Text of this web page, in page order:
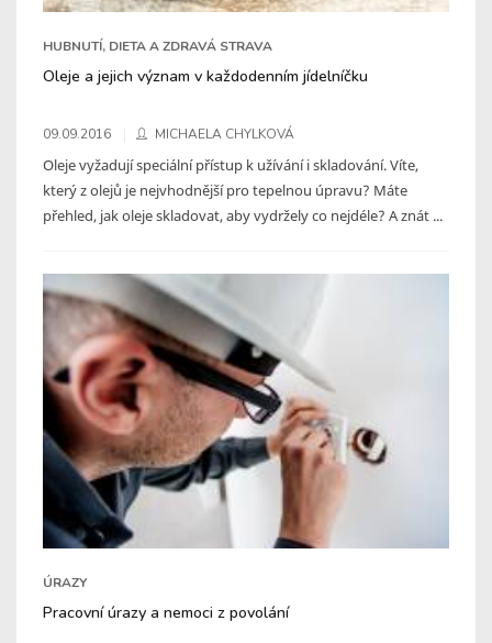
HUBNUTÍ, DIETA A ZDRAVÁ STRAVA
Oleje a jejich význam v každodenním jídelníčku
09.09.2016 MICHAELA CHYLKOVÁ
Oleje vyžadují speciální přístup k užívání i skladování. Víte,
který z olejů je nejvhodnější pro tepelnou úpravu? Máte
přehled, jak oleje skladovat, aby vydržely co nejdéle? A znát ...
ÚRAZY
Pracovní úrazy a nemoci z povolání